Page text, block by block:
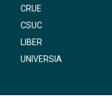
CRUE
CSUC
LIBER
UNIVERSIA